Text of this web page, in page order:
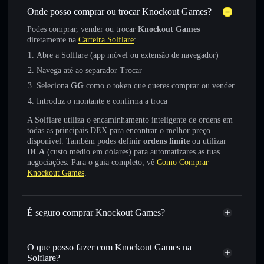
Onde posso comprar ou trocar Knockout Games?
Podes comprar, vender ou trocar Knockout Games
diretamente na Carteira Solflare:
Abre a Solflare (app móvel ou extensão de navegador)
Navega até ao separador Trocar
Seleciona GG como o token que queres comprar ou vender
Introduz o montante e confirma a troca
A Solflare utiliza o encaminhamento inteligente de ordens em
todas as principais DEX para encontrar o melhor preço
disponível. Também podes definir ordens limite ou utilizar
DCA (custo médio em dólares) para automatizares as tuas
negociações. Para o guia completo, vê Como Comprar
Knockout Games.
É seguro comprar Knockout Games?
Knockout Games token verificado
O que posso fazer com Knockout Games na
Solflare?